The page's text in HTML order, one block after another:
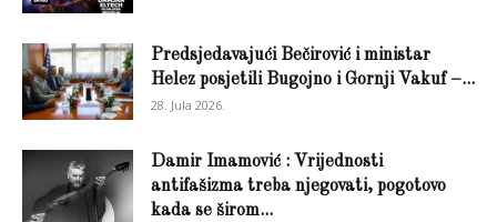
Predsjedavajući Bečirović i ministar
Helez posjetili Bugojno i Gornji Vakuf –...
28. Jula 2026.
Damir Imamović : Vrijednosti
antifašizma treba njegovati, pogotovo
kada se širom...